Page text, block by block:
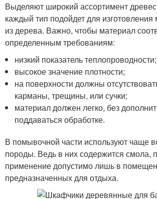
Выделяют широкий ассортимент
каждый тип подойдет для
из дерева. Важно, чтобы материал
определенным требованиям:
низкий показатель теплопроводности;
высокое значение плотности;
на поверхности должны
карманы, трещины, или сучки;
материал должен легко, без
поддаваться обработке.
В помывочной части используют чаще
породы. Ведь в них содержится смола,
применение допустимо лишь в
предназначенных для отдыха.